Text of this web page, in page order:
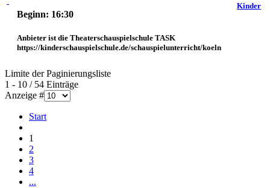
Beginn: 16:30
Anbieter ist die Theaterschauspielschule TASK
https://kinderschauspielschule.de/schauspielunterricht/koeln
Kinder
Limite der Paginierungsliste
1 - 10 / 54 Einträge
Anzeige #
Start
1
2
3
4
...